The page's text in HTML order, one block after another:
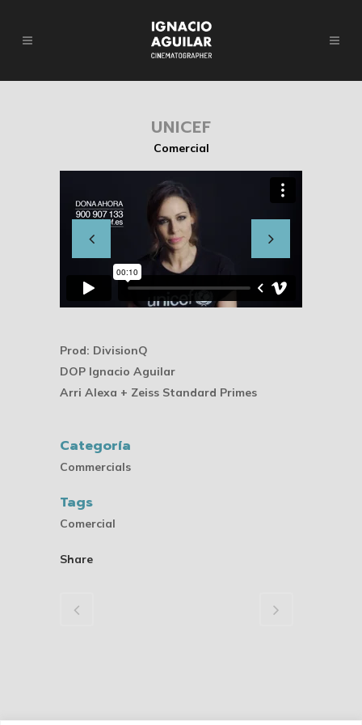
UNICEF
Comercial
Prod: DivisionQ
DOP Ignacio Aguilar
Arri Alexa + Zeiss Standard Primes
Categoría
Commercials
Tags
Comercial
Share